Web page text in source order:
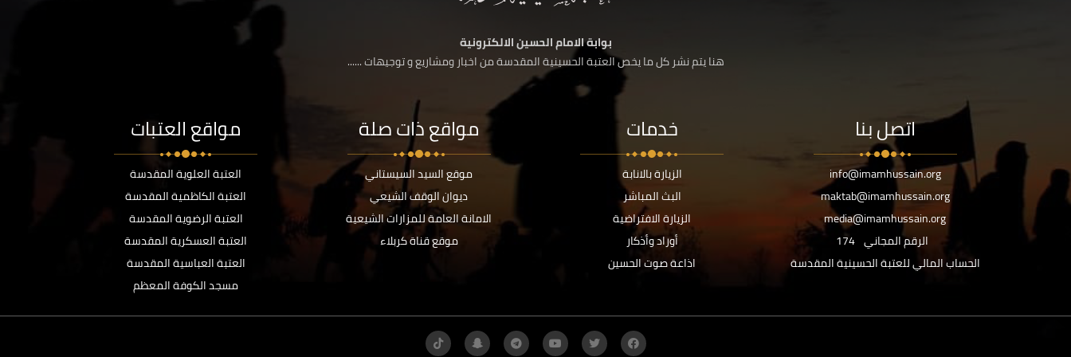
بوابة الامام الحسين الالكترونية
هنا يتم نشر كل ما يخص العتبة الحسينية المقدسة من اخبار ومشاريع و توجيهات ......
اتصل بنا
info@imamhussain.org
maktab@imamhussain.org
media@imamhussain.org
الرقم المجاني 174
الحساب المالي للعتبة الحسينية المقدسة
خدمات
الزيارة بالانابة
البث المباشر
الزيارة الافتراضية
أوراد وأذكار
اذاعة صوت الحسين
مواقع ذات صلة
موقع السيد السيستاني
ديوان الوقف الشيعي
الامانة العامة للمزارات الشيعية
موقع قناة كربلاء
مواقع العتبات
العتبة العلوية المقدسة
العتبة الكاظمية المقدسة
العتبة الرضوية المقدسة
العتبة العسكرية المقدسة
العتبة العباسية المقدسة
مسجد الكوفة المعظم